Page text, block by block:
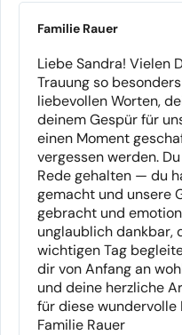
Familie Rauer
Liebe Sandra! Vielen
Trauung so
liebevollen Worten,
deinem Gespür für
einen Moment
vergessen werden.
Rede gehalten — du
gemacht und unsere
gebracht und
unglaublich dankbar,
wichtigen Tag
dir von Anfang an
und deine herzliche
für diese wundervolle
Familie Rauer